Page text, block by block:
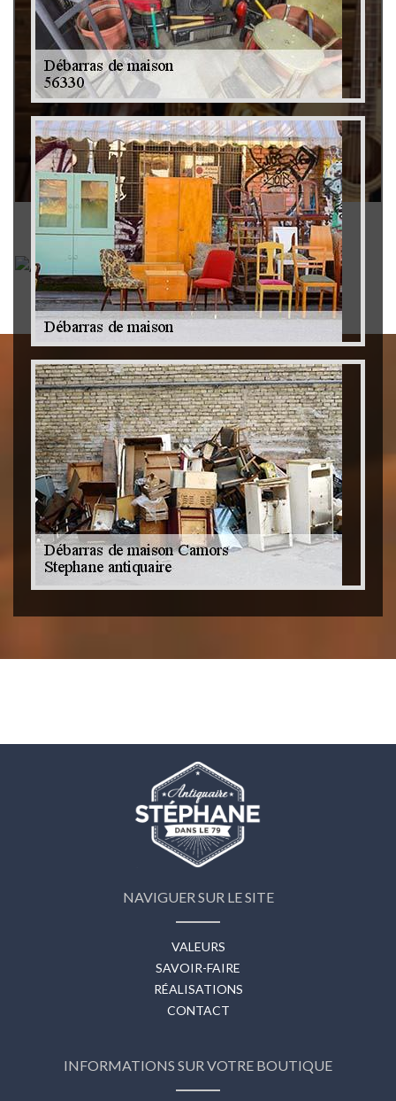
Rachat instrument de musique 79
Achat antiquité 79
NAVIGUER SUR LE SITE
VALEURS
SAVOIR-FAIRE
RÉALISATIONS
CONTACT
INFORMATIONS SUR VOTRE BOUTIQUE